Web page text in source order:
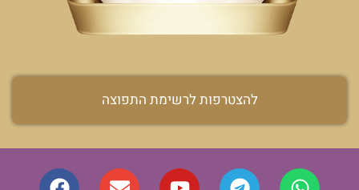
להצטרפות לרשימת התפוצה